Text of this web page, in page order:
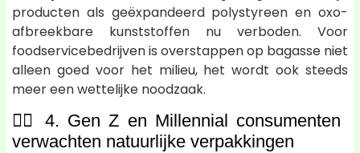
producten als geëxpandeerd polystyreen en oxo-
afbreekbare kunststoffen nu verboden. Voor
foodservicebedrijven is overstappen op bagasse niet
alleen goed voor het milieu, het wordt ook steeds
meer een wettelijke noodzaak.
🧍‍♀️ 4. Gen Z en Millennial consumenten
verwachten natuurlijke verpakkingen